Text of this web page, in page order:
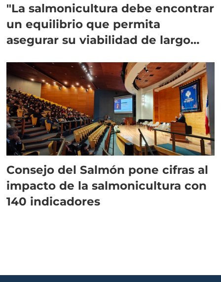
"La salmonicultura debe encontrar
un equilibrio que permita
asegurar su viabilidad de largo
Consejo del Salmón pone cifras al
impacto de la salmonicultura con
140 indicadores